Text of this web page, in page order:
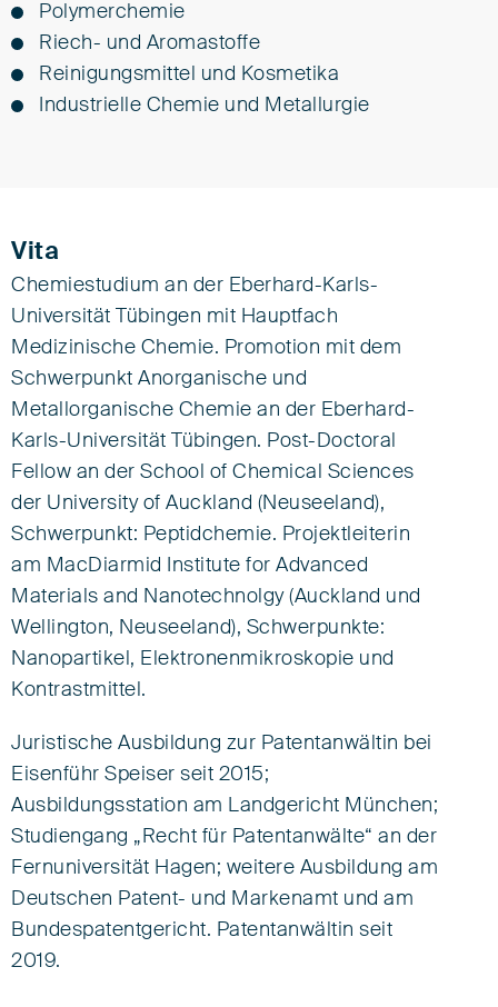
Polymerchemie
Riech- und Aromastoffe
Reinigungsmittel und Kosmetika
Industrielle Chemie und Metallurgie
Vita
Chemiestudium an der Eberhard-Karls-
Universität Tübingen mit Hauptfach
Medizinische Chemie. Promotion mit dem
Schwerpunkt Anorganische und
Metallorganische Chemie an der Eberhard-
Karls-Universität Tübingen. Post-Doctoral
Fellow an der School of Chemical Sciences
der University of Auckland (Neuseeland),
Schwerpunkt: Peptidchemie. Projektleiterin
am MacDiarmid Institute for Advanced
Materials and Nanotechnolgy (Auckland und
Wellington, Neuseeland), Schwerpunkte:
Nanopartikel, Elektronenmikroskopie und
Kontrastmittel.
Juristische Ausbildung zur Patentanwältin bei
Eisenführ Speiser seit 2015;
Ausbildungsstation am Landgericht München;
Studiengang „Recht für Patentanwälte“ an der
Fernuniversität Hagen; weitere Ausbildung am
Deutschen Patent- und Markenamt und am
Bundespatentgericht. Patentanwältin seit
2019.